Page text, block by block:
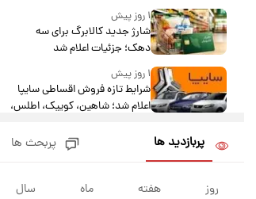
۱ روز پیش
شارژ جدید کالابرگ برای سه
دهک؛ جزئیات اعلام شد
۱ روز پیش
شرایط تازه فروش اقساطی سایپا
اعلام شد؛ شاهین، کوییک، اطلس،
سیگنال‌های جدید برای بازار طلا؛
پیش‌بینی قیمت سکه و طلا فردا
۱ روز پیش
پربازدید ها پربحث ها
روز هفته ماه سال